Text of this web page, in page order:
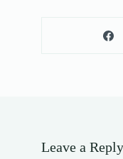
Leave a Reply